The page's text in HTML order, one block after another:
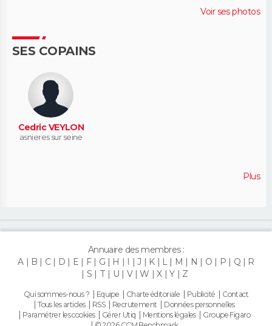
Voir ses photos
SES COPAINS
Cedric VEYLON
asnieres sur seine
Plus
Annuaire des membres :
A
B C D E F G H I J K L M N O P Q
R
S
T U V W X Y Z
Qui sommes-nous ? Equipe Charte éditoriale Publicité
Contact
Tous les articles
RSS Recrutement
Données personnelles
Paramétrer les cookies
Gérer Utiq Mentions légales
Groupe Figaro